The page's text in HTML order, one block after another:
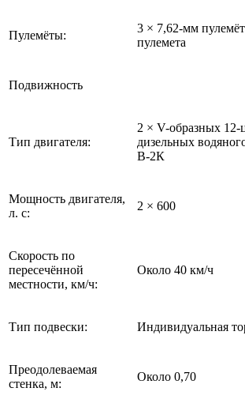
Пулемёты:
3 × 7,62-мм
пулемета
Подвижность
Тип двигателя:
2 × V-образных
дизельных
В-2К
Мощность двигателя,
л. с:
2 × 600
Скорость по
пересечённой
местности, км/ч:
Около 40 км/ч
Тип подвески: Индивидуальная
Преодолеваемая
стенка, м:
Около 0,70